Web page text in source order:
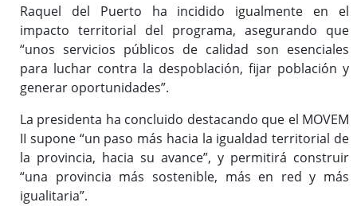
Raquel del Puerto ha incidido igualmente en el
impacto territorial del programa, asegurando que
“unos servicios públicos de calidad son esenciales
para luchar contra la despoblación, fijar población y
generar oportunidades”.
La presidenta ha concluido destacando que el MOVEM
II supone “un paso más hacia la igualdad territorial de
la provincia, hacia su avance”, y permitirá construir
“una provincia más sostenible, más en red y más
igualitaria”.